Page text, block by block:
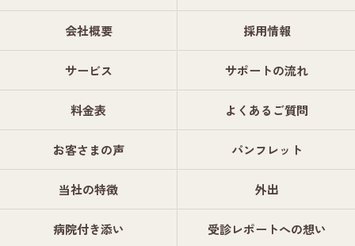
会社概要 採用情報
サービス サポートの流れ
料金表 よくあるご質問
お客さまの声 パンフレット
当社の特徴 外出
病院付き添い 受診レポートへの想い